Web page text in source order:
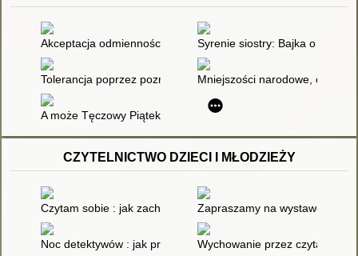
Akceptacja odmienności Syrenie siostry: Bajka o
Tolerancja poprzez poznanie i zrozumienieMniejszości narodowe, czyli
A może Tęczowy Piątek?
CZYTELNICTWO DZIECI I MŁODZIEŻY
Czytam sobie : jak zachęcić pierwszoklasistów do czytania
Zapraszamy na wystawę!
Noc detektywów : jak przygotować imprezę czytelniczą?:
Wychowanie przez czytanie